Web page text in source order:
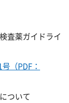
査薬ガイドライ
（PDF：
ついて